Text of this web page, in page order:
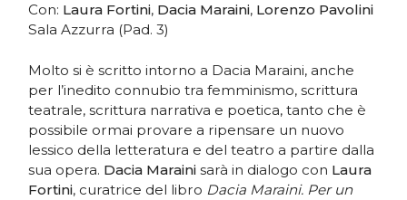
Con: Laura Fortini, Dacia Maraini, Lorenzo Pavolini
Sala Azzurra (Pad. 3)
Molto si è scritto intorno a Dacia Maraini, anche
per l’inedito connubio tra femminismo, scrittura
teatrale, scrittura narrativa e poetica, tanto che è
possibile ormai provare a ripensare un nuovo
lessico della letteratura e del teatro a partire dalla
sua opera. Dacia Maraini sarà in dialogo con Laura
Fortini, curatrice del libro Dacia Maraini. Per un